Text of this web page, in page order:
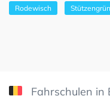
Rodewisch Stützengrün
Fahrschulen in